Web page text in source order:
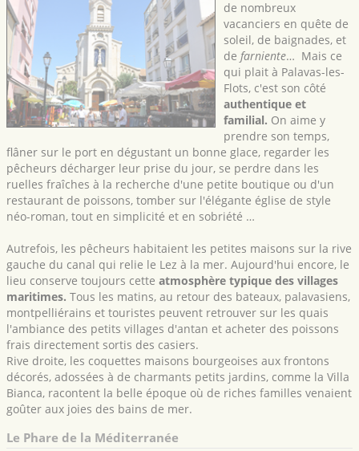
de nombreux
vacanciers en quête de
soleil, de baignades, et
defarniente… Mais ce
qui plait à Palavas-les-
Flots, c'est son côté
authentique et
familial. On aime y
prendre son temps,
flâner sur le port en dégustant un bonne glace, regarder les
pêcheurs décharger leur prise du jour, se perdre dans les
ruelles fraîches à la recherche d'une petite boutique ou d'un
restaurant de poissons, tomber sur l'élégante église de style
néo-roman, tout en simplicité et en sobriété …
Autrefois, les pêcheurs habitaient les petites maisons sur la rive
gauche du canal qui relie le Lez à la mer. Aujourd'hui encore, le
lieu conserve toujours cette atmosphère typique des villages
maritimes. Tous les matins, au retour des bateaux, palavasiens,
montpelliérains et touristes peuvent retrouver sur les quais
l'ambiance des petits villages d'antan et acheter des poissons
frais directement sortis des casiers.
Rive droite, les coquettes maisons bourgeoises aux frontons
décorés, adossées à de charmants petits jardins, comme la Villa
Bianca, racontent la belle époque où de riches familles venaient
goûter aux joies des bains de mer.
Le Phare de la Méditerranée